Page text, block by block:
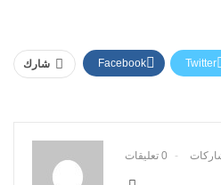
شارك Facebook Twitter
0 تعليقات